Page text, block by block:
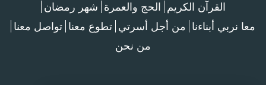
القرآن الكريم الحج والعمرة شهر رمضان
معا نربي أبناءنا من أجل أسرتي تطوع معنا تواصل معنا
من نحن